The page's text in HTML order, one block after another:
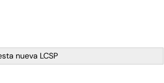
nueva LCSP